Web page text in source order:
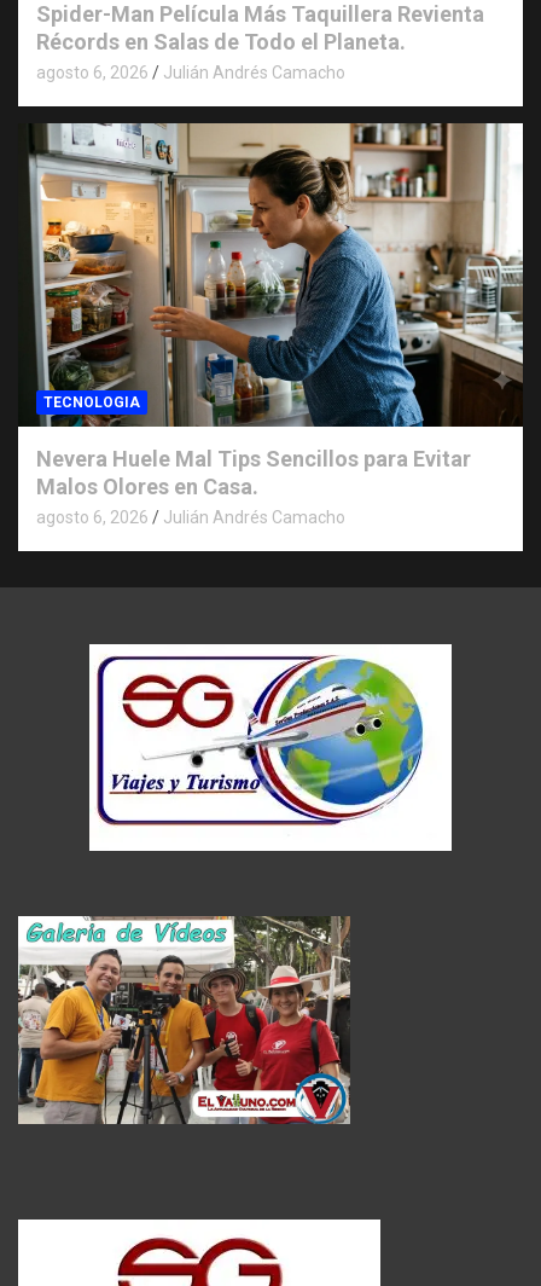
Spider-Man Película Más Taquillera Revienta
Récords en Salas de Todo el Planeta.
agosto 6, 2026 Julián Andrés Camacho
TECNOLOGIA
Nevera Huele Mal Tips Sencillos para Evitar
Malos Olores en Casa.
agosto 6, 2026 Julián Andrés Camacho